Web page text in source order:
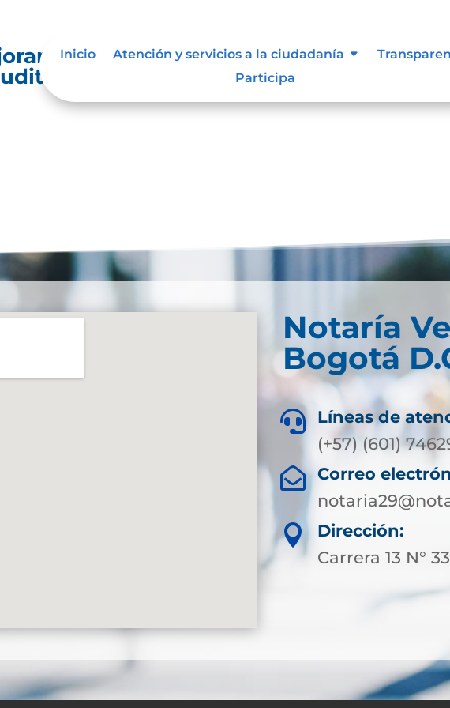
Inicio Atención y servicios a la ciudadanía
Participa
vigentes exigidos por los entes
externos o internos.
Notaría
Bogotá

Líneas de
(+57) (601)

Correo

Dirección:
Carrera 13 N°